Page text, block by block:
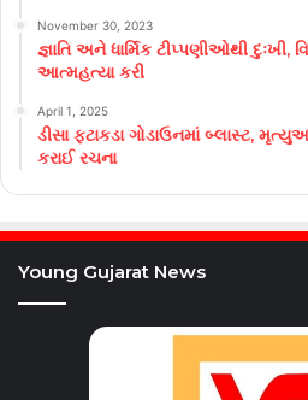
November 30, 2023
જ્ઞાતિ અને ધાર્મિક ટીપ્પણીઓથી દુઃખી,
આત્મહત્યા કરી
April 1, 2025
ડીસા ફટાકડા ગોડાઉનમાં બ્લાસ્ટ,
કરાઈ રચના
Young Gujarat News